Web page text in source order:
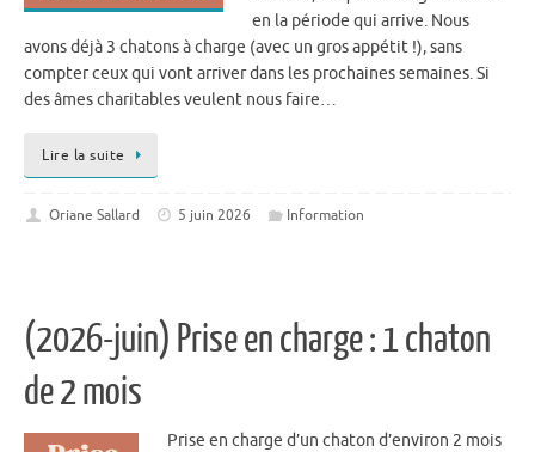
en la période qui arrive. Nous
avons déjà 3 chatons à charge (avec un gros appétit !), sans
compter ceux qui vont arriver dans les prochaines semaines. Si
des âmes charitables veulent nous faire…
Lire la suite
Oriane Sallard 5 juin 2026 Information
(2026-juin) Prise en charge : 1 chaton
de 2 mois
Prise en charge d’un chaton d’environ 2 mois